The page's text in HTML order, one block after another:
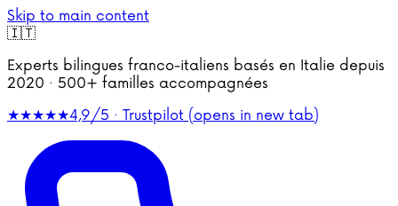
Skip to main content
🇮🇹
Experts bilingues franco-italiens basés en Italie depuis
2020 · 500+ familles accompagnées
★★★★★4,9/5 · Trustpilot (opens in new tab)